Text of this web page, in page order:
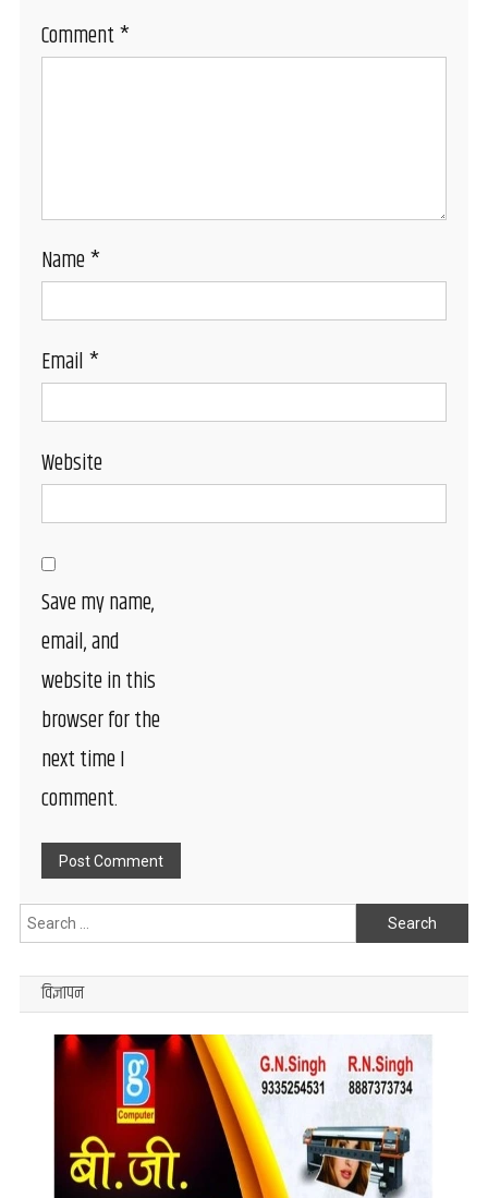
Comment*
Name*
Email*
Website
Save my name,
email, and
website in this
browser for the
next time I
comment.
Search
for:
विज्ञापन